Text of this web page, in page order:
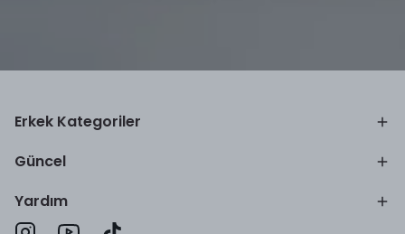
Erkek Kategoriler
Güncel
Yardım